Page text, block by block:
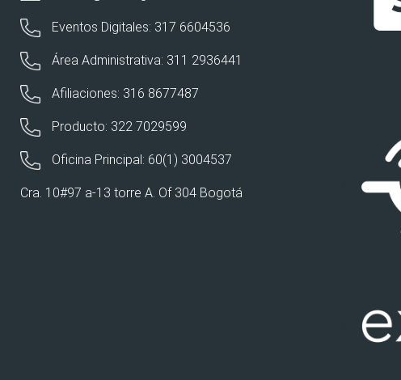
Eventos Digitales: 317 6604536
Área Administrativa: 311 2936441
Afiliaciones: 316 8677487
Producto: 322 7029599
Oficina Principal: 60(1) 3004537
Cra. 10#97 a-13 torre A. Of 304 Bogotá